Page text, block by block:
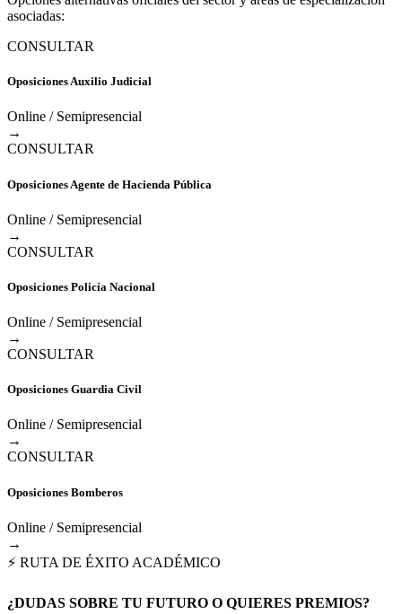
asociadas:
CONSULTAR
Oposiciones Auxilio Judicial
Online / Semipresencial
→
CONSULTAR
Oposiciones Agente de Hacienda Pública
Online / Semipresencial
→
CONSULTAR
Oposiciones Policía Nacional
Online / Semipresencial
→
CONSULTAR
Oposiciones Guardia Civil
Online / Semipresencial
→
CONSULTAR
Oposiciones Bomberos
Online / Semipresencial
→
⚡ RUTA DE ÉXITO ACADÉMICO
¿DUDAS SOBRE TU FUTURO O QUIERES PREMIOS?